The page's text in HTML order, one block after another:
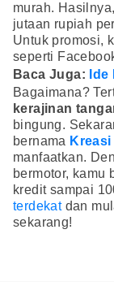
murah.
jutaan rupiah
Untuk promosi,
seperti
Baca Juga:
Bagaimana?
kerajinan
bingung.
bernama
manfaatkan.
bermotor, kamu
kredit sampai
terdekatdan
sekarang!